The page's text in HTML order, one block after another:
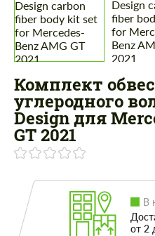
Комплект
углеродного
Design для
GT 2021
В
от 2